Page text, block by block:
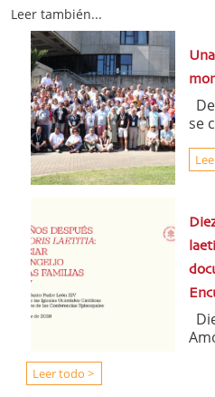
Leer también...
se
Leer todo >